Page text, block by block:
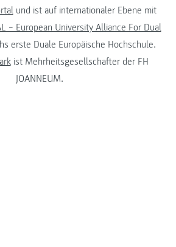
und ist auf internationaler Ebene mit
– European University Alliance For Dual
erste Duale Europäische Hochschule.
ist Mehrheitsgesellschafter der FH
JOANNEUM.